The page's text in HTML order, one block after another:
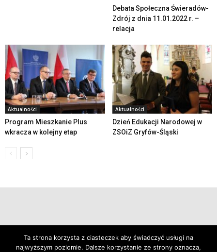
Debata Społeczna Świeradów-
Zdrój z dnia 11.01.2022 r. –
relacja
Aktualności
Program Mieszkanie Plus
wkracza w kolejny etap
Aktualności
Dzień Edukacji Narodowej w
ZSOiZ Gryfów-Śląski
Ta strona korzysta z ciasteczek aby świadczyć usługi na
najwyższym poziomie. Dalsze korzystanie ze strony oznacza,